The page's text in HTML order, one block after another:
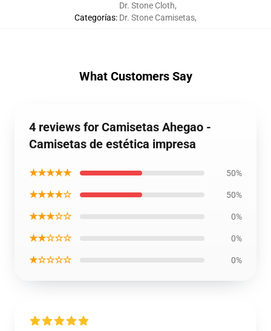
Categorías:
Dr. Stone Cloth,
Dr. Stone Camisetas,
What Customers Say
4 reviews for Camisetas Ahegao -
Camisetas de estética impresa
★★★★★ 50%
★★★★☆ 50%
★★★☆☆ 0%
★★☆☆☆ 0%
★☆☆☆☆ 0%